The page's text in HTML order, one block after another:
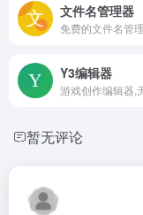
文件名管理器
免费的文件名管
Y3编辑器
暂无评论